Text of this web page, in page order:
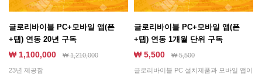
글로리바이블 PC+모바일 앱(폰
+탭) 연동 20년 구독
₩ 1,100,000 ₩1,210,000
23년 제공함
글로리바이블 PC+모바일 앱(폰
+탭) 연동 1개월 단위 구독
₩ 5,500 ₩5,500
글로리바이블 PC 설치제품과 모바일 앱이